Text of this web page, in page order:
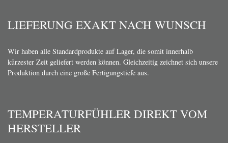
LIEFERUNG EXAKT NACH WUNSCH
Wir haben alle Standardprodukte auf Lager, die somit innerhalb
kürzester Zeit geliefert werden können. Gleichzeitig zeichnet sich unsere
Produktion durch eine große Fertigungstiefe aus.
TEMPERATURFÜHLER DIREKT VOM
HERSTELLER